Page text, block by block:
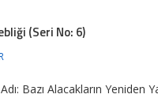
(Seri No: 6)
Bazı Alacakların Yeniden